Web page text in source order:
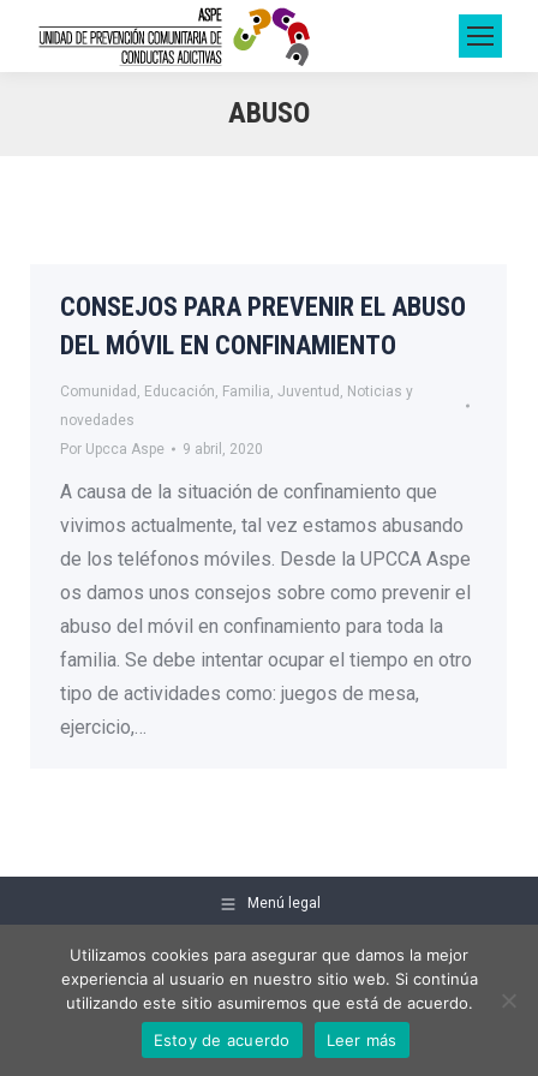
ABUSO
CONSEJOS PARA PREVENIR EL ABUSO
DEL MÓVIL EN CONFINAMIENTO
Comunidad , Educación, Familia, Juventud , Noticias y
novedades
Por Upcca Aspe 9 abril, 2020
A causa de la situación de confinamiento que
vivimos actualmente, tal vez estamos abusando
de los teléfonos móviles. Desde la UPCCA Aspe
os damos unos consejos sobre como prevenir el
abuso del móvil en confinamiento para toda la
familia. Se debe intentar ocupar el tiempo en otro
tipo de actividades como: juegos de mesa,
ejercicio,…
Menú legal
Utilizamos cookies para asegurar que damos la mejor
experiencia al usuario en nuestro sitio web. Si continúa
utilizando este sitio asumiremos que está de acuerdo.
Estoy de acuerdo
Leer más